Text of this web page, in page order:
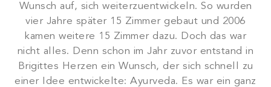
Wunsch auf, sich weiterzuentwickeln. So wurden
vier Jahre später 15 Zimmer gebaut und 2006
kamen weitere 15 Zimmer dazu. Doch das war
nicht alles. Denn schon im Jahr zuvor entstand in
Brigittes Herzen ein Wunsch, der sich schnell zu
einer Idee entwickelte: Ayurveda. Es war ein ganz